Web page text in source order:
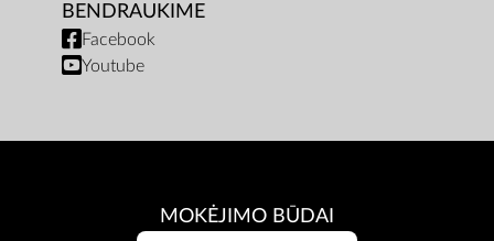
BENDRAUKIME
Facebook
Youtube
MOKĖJIMO BŪDAI